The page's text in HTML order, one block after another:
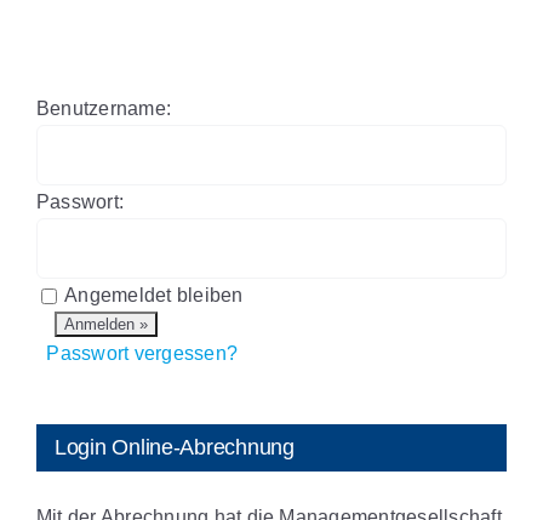
Benutzername:
Passwort:
Angemeldet bleiben
Passwort vergessen?
Login Online-Abrechnung